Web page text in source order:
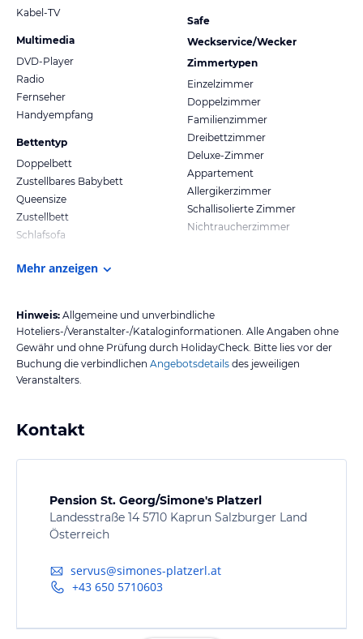
Kabel-TV
Multimedia
DVD-Player
Radio
Fernseher
Handyempfang
Bettentyp
Doppelbett
Zustellbares Babybett
Queensize
Zustellbett
Schlafsofa
Safe
Weckservice/Wecker
Zimmertypen
Einzelzimmer
Doppelzimmer
Familienzimmer
Dreibettzimmer
Deluxe-Zimmer
Appartement
Allergikerzimmer
Schallisolierte Zimmer
Nichtraucherzimmer
Mehr anzeigen
Hinweis: Allgemeine und unverbindliche
Hoteliers-/Veranstalter-/Kataloginformationen. Alle Angaben ohne
Gewähr und ohne Prüfung durch HolidayCheck. Bitte lies vor der
Buchung die verbindlichen Angebotsdetails des jeweiligen
Veranstalters.
Kontakt
Pension St. Georg/Simone's Platzerl
Landesstraße 14 5710 Kaprun Salzburger Land
Österreich
servus@simones-platzerl.at
+43 650 5710603